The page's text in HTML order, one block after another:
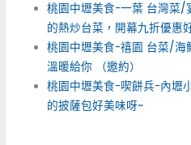
桃園中壢美食-一葉 台灣菜/
的熱炒台菜，開幕九折優惠
桃園中壢美食-禧園 台菜/海
溫暖給你 （邀約）
桃園中壢美食-喫餅兵-內壢
的披薩包好美味呀~